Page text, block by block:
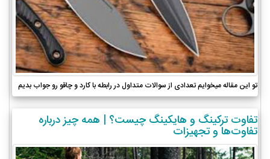
تو این مقاله میخوایم تعدادی از سوالات متداول در رابطه با کارد و چاقو رو جواب بدیم
تفاوت ترکینگ و هایکینگ چیست؟ | همه چیز درباره
تفاوت‌ها و تجهیزات